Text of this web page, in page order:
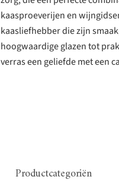
kaasproeverijen en
kaasliefhebber die zijn
hoogwaardige glazen tot
verras een geliefde met een
Productcategoriën